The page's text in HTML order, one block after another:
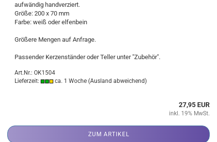
aufwändig handverziert.
Größe: 200 x 70 mm
Farbe: weiß oder elfenbein
Größere Mengen auf Anfrage.
Passender Kerzenständer oder Teller unter "Zubehör".
Art.Nr.: OK1504
Lieferzeit:
ca. 1 Woche (Ausland abweichend)
27,95 EUR
inkl. 19% MwSt.
ZUM ARTIKEL